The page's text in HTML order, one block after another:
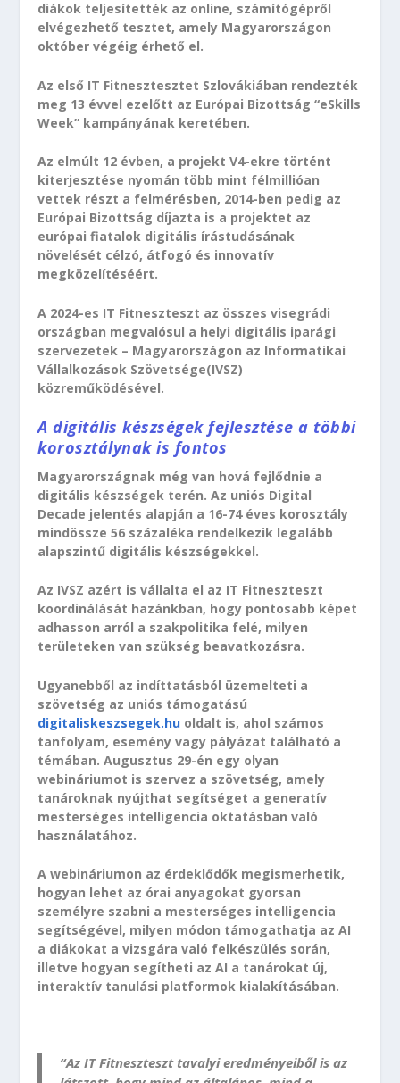
diákok teljesítették az online, számítógépről
elvégezhető tesztet, amely Magyarországon
október végéig érhető el.
Az első IT Fitnesztesztet Szlovákiában rendezték
meg 13 évvel ezelőtt az Európai Bizottság “eSkills
Week” kampányának keretében.
Az elmúlt 12 évben, a projekt V4-ekre történt
kiterjesztése nyomán több mint félmillióan
vettek részt a felmérésben, 2014-ben pedig az
Európai Bizottság díjazta is a projektet az
európai fiatalok digitális írástudásának
növelését célzó, átfogó és innovatív
megközelítéséért.
A 2024-es IT Fitneszteszt az összes visegrádi
országban megvalósul a helyi digitális iparági
szervezetek – Magyarországon az Informatikai
Vállalkozások Szövetsége(IVSZ)
közreműködésével.
A digitális készségek fejlesztése a többi
korosztálynak is fontos
Magyarországnak még van hová fejlődnie a
digitális készségek terén. Az uniós Digital
Decade jelentés alapján a 16-74 éves korosztály
mindössze 56 százaléka rendelkezik legalább
alapszintű digitális készségekkel.
Az IVSZ azért is vállalta el az IT Fitneszteszt
koordinálását hazánkban, hogy pontosabb képet
adhasson arról a szakpolitika felé, milyen
területeken van szükség beavatkozásra.
Ugyanebből az indíttatásból üzemelteti a
szövetség az uniós támogatású
digitaliskeszsegek.hu oldalt is, ahol számos
tanfolyam, esemény vagy pályázat található a
témában. Augusztus 29-én egy olyan
webináriumot is szervez a szövetség, amely
tanároknak nyújthat segítséget a generatív
mesterséges intelligencia oktatásban való
használatához.
A webináriumon az érdeklődők megismerhetik,
hogyan lehet az órai anyagokat gyorsan
személyre szabni a mesterséges intelligencia
segítségével, milyen módon támogathatja az AI
a diákokat a vizsgára való felkészülés során,
illetve hogyan segítheti az AI a tanárokat új,
interaktív tanulási platformok kialakításában.
“Az IT Fitneszteszt tavalyi eredményeiből is az